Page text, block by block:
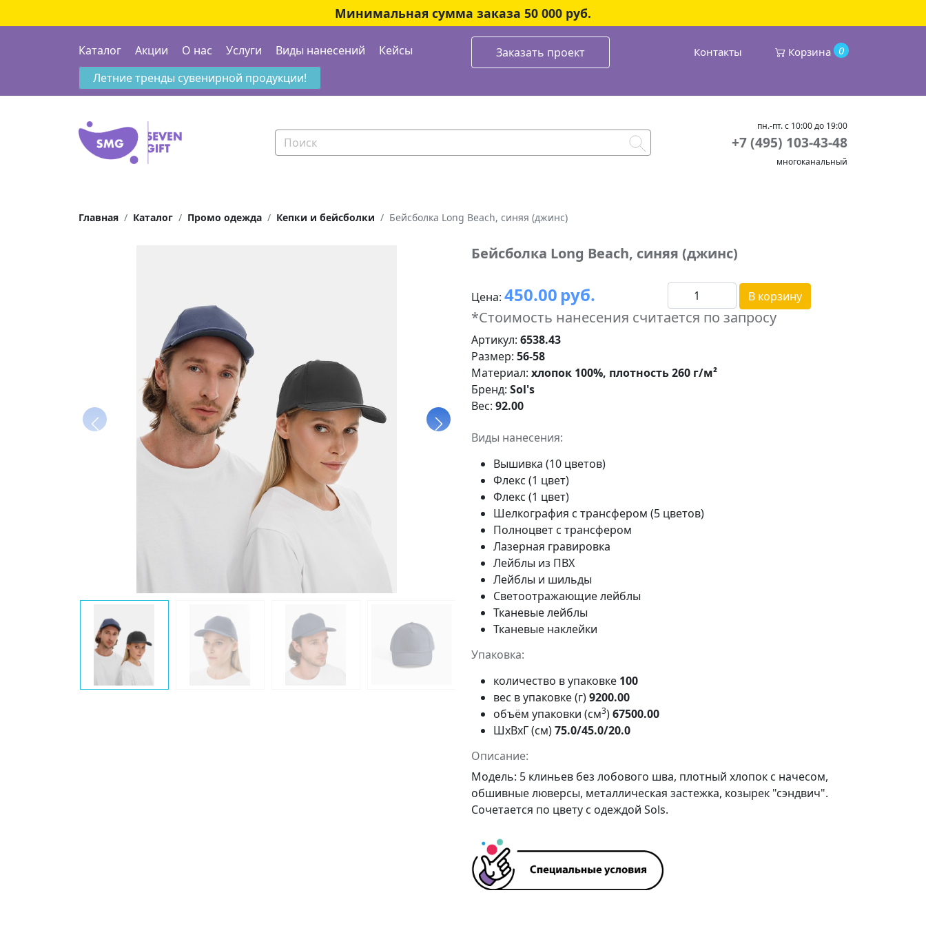
Минимальная сумма заказа 50 000 руб.
Каталог Акции О нас Услуги Виды нанесений Кейсы Заказать проект Контакты 0
Корзина
Летние тренды сувенирной продукции!
пн.-пт. с 10:00 до 19:00
+7 (495) 103-43-48
многоканальный
Главная Каталог Промо одежда Кепки и бейсболки Бейсболка Long Beach, синяя (джинс)
Бейсболка Long Beach, синяя (джинс)
Цена: 450.00 руб. В корзину
*Стоимость нанесения считается по запросу
Артикул: 6538.43
Размер: 56-58
Материал: хлопок 100%, плотность 260 г/м²
Бренд: Sol's
Вес: 92.00
Виды нанесения:
Вышивка (10 цветов)
Флекс (1 цвет)
Флекс (1 цвет)
Шелкография с трансфером (5 цветов)
Полноцвет с трансфером
Лазерная гравировка
Лейблы из ПВХ
Лейблы и шильды
Светоотражающие лейблы
Тканевые лейблы
Тканевые наклейки
Упаковка:
количество в упаковке 100
вес в упаковке (г)9200.00
объём упаковки (см3)67500.00
ШxВxГ (см)75.0/45.0/20.0
Описание:
Модель: 5 клиньев без лобового шва, плотный хлопок с начесом,
обшивные люверсы, металлическая застежка, козырек "сэндвич".
Сочетается по цвету с одеждой Sols.